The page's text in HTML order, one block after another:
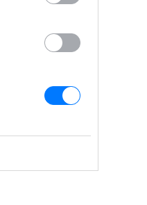
Έφτιαξαν το Napster που
μουσική - Πού βρίσκονται